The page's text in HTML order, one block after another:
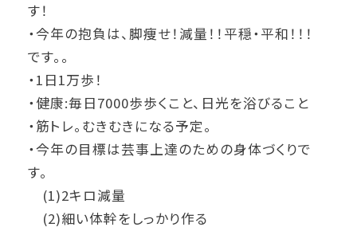
す！
・今年の抱負は、脚痩せ！減量！！平穏・平和！！！
です。。
・1日1万歩！
・健康:毎日7000歩歩くこと、日光を浴びること
・筋トレ。むきむきになる予定。
・今年の目標は芸事上達のための身体づくりで
す。
(1)2キロ減量
(2)細い体幹をしっかり作る